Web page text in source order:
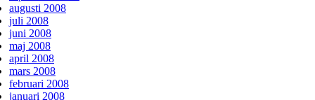
augusti 2008
juli 2008
juni 2008
maj 2008
april 2008
mars 2008
februari 2008
januari 2008